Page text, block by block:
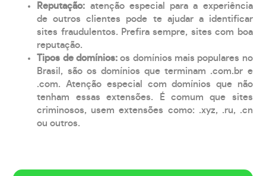
Reputação: atenção especial para a experiência
de outros clientes pode te ajudar a identificar
sites fraudulentos. Prefira sempre, sites com boa
reputação.
Tipos de domínios:os domínios mais populares no
Brasil, são os domínios que terminam .com.br e
.com. Atenção especial com domínios que não
tenham essas extensões. É comum que sites
criminosos, usem extensões como: .xyz, .ru, .cn
ou outros.